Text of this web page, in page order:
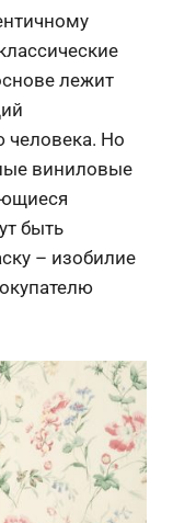
лежит
человека. Но
виниловые
быть
– изобилие